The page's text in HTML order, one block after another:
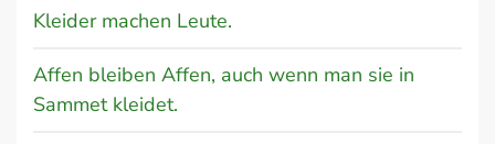
Kleider machen Leute.
Affen bleiben Affen, auch wenn man sie in
Sammet kleidet.